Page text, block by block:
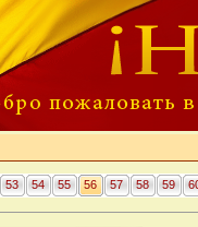
53 54 55 56 57 58 59